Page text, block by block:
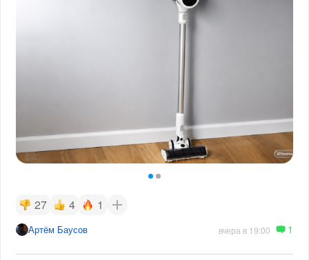
27 4 1
Артём Баусов вчера в 19:00 1